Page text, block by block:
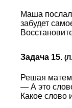
Маша
забудет
Задача 15.
Решая
— А это
Какое слово